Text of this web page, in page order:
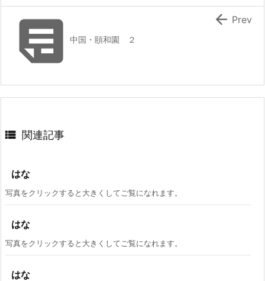
中国・頤和園 ２
 Prev
 関連記事
はな
写真をクリックすると大きくしてご覧になれます。
はな
写真をクリックすると大きくしてご覧になれます。
はな